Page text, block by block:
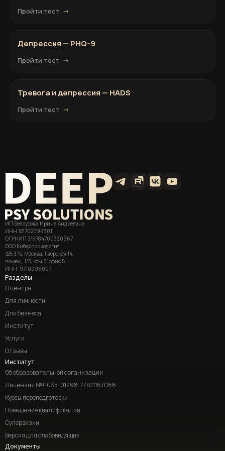
Пройти тест
Депрессия — PHQ-9
Пройти тест
Тревога и депрессия — HADS
Пройти тест
ИП Белоусова Ирина Андреевна
ИНН 121702099301
ОГРНИП 318784700330667
ООО Киберпсихология
125 375, Москва, Тверская 14,
помещ. 1/5, ком.3, офис 5.
ИНН: 9710096007
Разделы
О центре
Для личности
Для бизнеса
Институт
Услуги
Отзывы
Институт
Об образовательной организации
Лицензия №Л035-01298-77/01167088
Курсы переподготовки
Повышение квалификации
Супервизии
Версия для слабовидящих
Документы